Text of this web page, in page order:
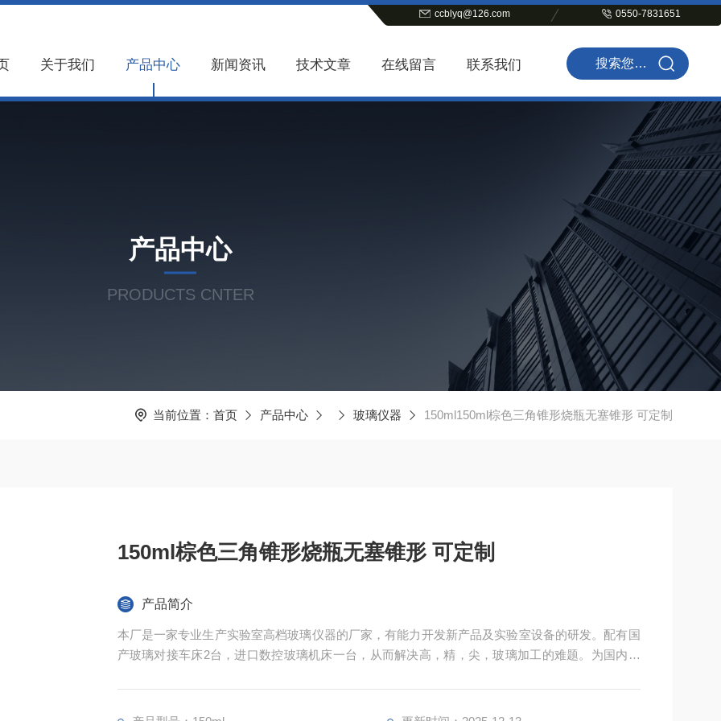
ccblyq@126.com 0550-7831651
关于我们 产品中心 新闻资讯 技术文章 在线留言 联系我们
产品中心
PRODUCTS CNTER
当前位置： 首页 产品中心 玻璃仪器 150ml150ml棕色三角锥形烧瓶无塞锥形 可定制
150ml棕色三角锥形烧瓶无塞锥形 可定制
产品简介
本厂是一家专业生产实验室高档玻璃仪器的厂家，有能力开发新产品及实验室设备的研发。配有国
产玻璃对接车床2台，进口数控玻璃机床一台，从而解决高，精，尖，玻璃加工的难题。为国内数